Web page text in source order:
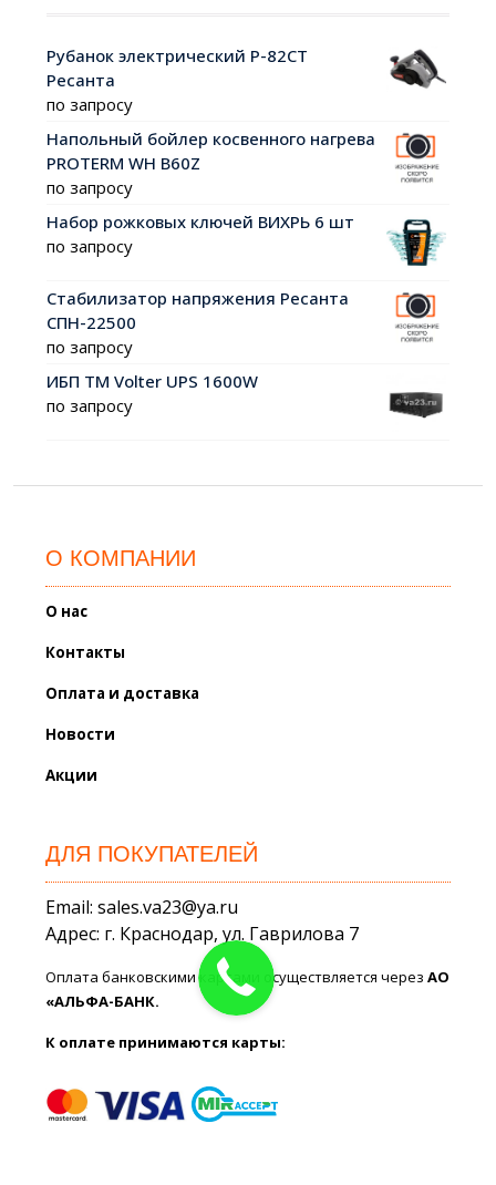
Рубанок электрический Р-82СТ
Ресанта
по запросу
Напольный бойлер косвенного нагрева
PROTERM WH B60Z
по запросу
Набор рожковых ключей ВИХРЬ 6 шт
по запросу
Стабилизатор напряжения Ресанта
СПН-22500
по запросу
ИБП ТМ Volter UPS 1600W
по запросу
О КОМПАНИИ
О нас
Контакты
Оплата и доставка
Новости
Акции
ДЛЯ ПОКУПАТЕЛЕЙ
Email: sales.va23@ya.ru
Адрес: г. Краснодар, ул. Гаврилова 7
Оплата банковскими картами осуществляется черезАО
«АЛЬФА-БАНК.
К оплате принимаются карты: